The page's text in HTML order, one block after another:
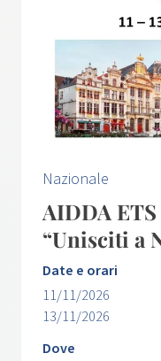
Nazionale
AIDDA
“Unisciti a
Date e orari
11/11/2026
13/11/2026
Dove